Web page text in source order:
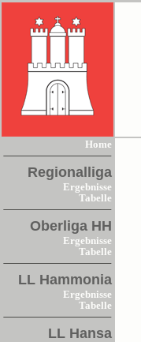
Home
Regionalliga
Ergebnisse
Tabelle
Oberliga HH
Ergebnisse
Tabelle
LL Hammonia
Ergebnisse
Tabelle
LL Hansa